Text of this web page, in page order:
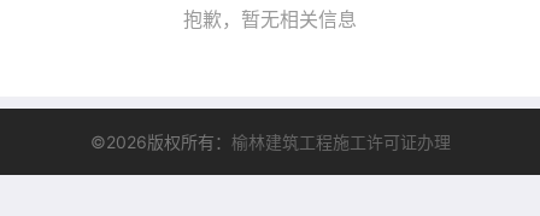
抱歉，暂无相关信息
©2026版权所有： 榆林建筑工程施工许可证办理